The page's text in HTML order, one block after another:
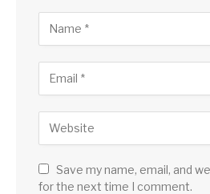
Save my name, email, and
for the next time I comment.